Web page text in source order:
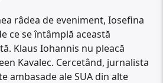
râdea de eveniment, Iosefina
ce se întâmplă această
Klaus Iohannis nu pleacă
Kavalec. Cercetând, jurnalista
ambasade ale SUA din alte